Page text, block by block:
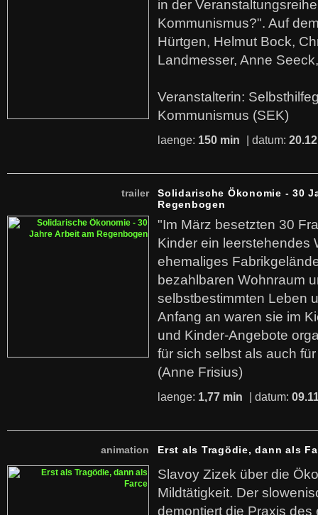
in der
Kommunismus?". Auf
Hürtgen, Helmut Bock,
Landmesser, Anne
Veranstalterin:
Kommunismus (SEK)
laenge: 150 min | datum:
trailer
Solidarische Ökonomie - 30
Regenbogen
"Im März besetzten 30
Kinder ein leerstehendes
ehemaliges
bezahlbaren Wohnraum
selbstbestimmten Leben
Anfang an waren sie im
und Kinder-Angebote
für sich selbst als auch
(Anne Frisius)
laenge: 1,77 min | datum:
animation Erst als Tragödie, dann als
Slavoy Zizek über die
Mildtätigkeit. Der
demontiert die Praxis des